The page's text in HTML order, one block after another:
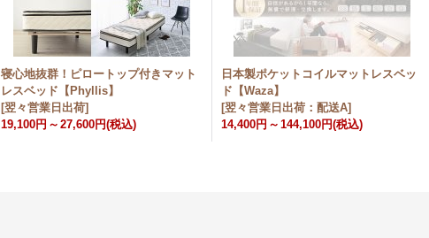
寝心地抜群！ピロートップ付きマット
レスベッド【Phyllis】
[翌々営業日出荷]
19,100円 ～ 27,600円(税込)
日本製ポケットコイルマットレスベッ
ド【Waza】
[翌々営業日出荷：配送A]
14,400円 ～ 144,100円(税込)